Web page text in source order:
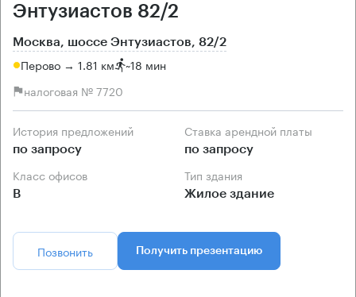
Энтузиастов 82/2
Москва, шоссе Энтузиастов, 82/2
Перово → 1.81 км ~18 мин
налоговая № 7720
История предложений
по запросу
Ставка арендной платы
по запросу
Класс офисов
B
Тип здания
Жилое здание
Позвонить Получить презентацию